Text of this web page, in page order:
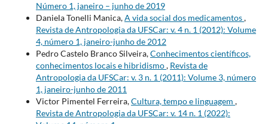
Número 1, janeiro – junho de 2019
Daniela Tonelli Manica,A vida social dos medicamentos,
Revista de Antropologia da UFSCar: v. 4 n. 1 (2012): Volume
4, número 1, janeiro-junho de 2012
Pedro Castelo Branco Silveira,Conhecimentos científicos,
conhecimentos locais e hibridismo, Revista de
Antropologia da UFSCar: v. 3 n. 1 (2011): Volume 3, número
1, janeiro-junho de 2011
Victor Pimentel Ferreira,Cultura, tempo e linguagem ,
Revista de Antropologia da UFSCar: v. 14 n. 1 (2022):